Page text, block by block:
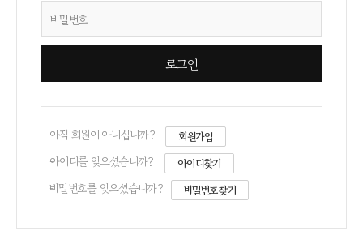
아직 회원이 아니십니까? 회원가입
아이디를 잊으셨습니까? 아이디찾기
비밀번호를 잊으셨습니까? 비밀번호찾기